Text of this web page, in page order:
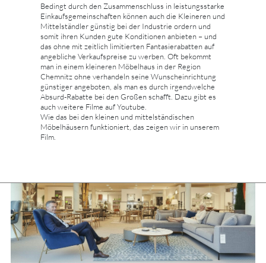
Bedingt durch den Zusammenschluss in leistungsstarke
Einkaufsgemeinschaften können auch die Kleineren und
Mittelständler günstig bei der Industrie ordern und
somit ihren Kunden gute Konditionen anbieten – und
das ohne mit zeitlich limitierten Fantasierabatten auf
angebliche Verkaufspreise zu werben. Oft bekommt
man in einem kleineren Möbelhaus in der Region
Chemnitz ohne verhandeln seine Wunscheinrichtung
günstiger angeboten, als man es durch irgendwelche
Absurd-Rabatte bei den Großen schafft. Dazu gibt es
auch weitere Filme auf Youtube.
Wie das bei den kleinen und mittelständischen
Möbelhäusern funktioniert, das zeigen wir in unserem
Film.